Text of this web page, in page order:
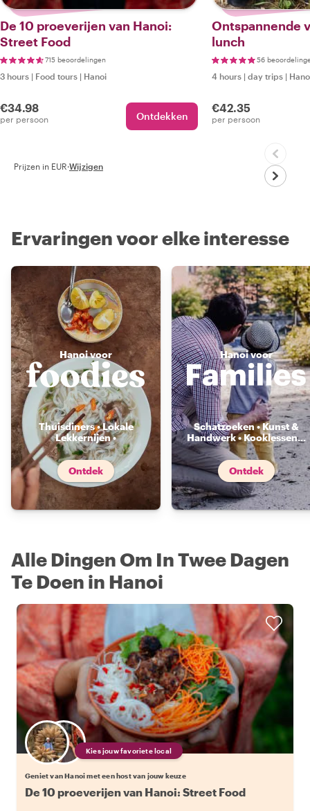
De 10 proeverijen van Hanoi:
Street Food
715 beoordelingen
3 hours | Food tours | Hanoi
€34.98
per persoon Ontdekken
Ontspannende
lunch
56
4 hours | day trips |
€42.35
per persoon
Prijzen in EUR·Wijzigen
Ervaringen voor elke interesse
Hanoi voor
Thuisdiners • Lokale
Lekkernijen •
Voedselmarkten...
Ontdek
Hanoi voor
Schatzoeken • Kunst &
Handwerk • Kooklessen...
Ontdek
Alle Dingen Om In Twee Dagen
Te Doen in Hanoi
Kies jouw favoriete local
Geniet van Hanoi met een host van jouw keuze
De 10 proeverijen van Hanoi: Street Food